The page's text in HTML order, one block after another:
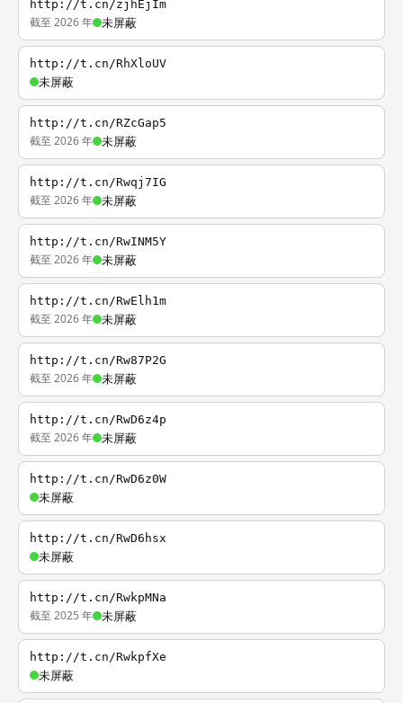
http://t.cn/zjhEjIm
截至 2026 年 未屏蔽
http://t.cn/RhXloUV
未屏蔽
http://t.cn/RZcGap5
截至 2026 年 未屏蔽
http://t.cn/Rwqj7IG
截至 2026 年 未屏蔽
http://t.cn/RwINM5Y
截至 2026 年 未屏蔽
http://t.cn/RwElh1m
截至 2026 年 未屏蔽
http://t.cn/Rw87P2G
截至 2026 年 未屏蔽
http://t.cn/RwD6z4p
截至 2026 年 未屏蔽
http://t.cn/RwD6z0W
未屏蔽
http://t.cn/RwD6hsx
未屏蔽
http://t.cn/RwkpMNa
截至 2025 年 未屏蔽
http://t.cn/RwkpfXe
未屏蔽